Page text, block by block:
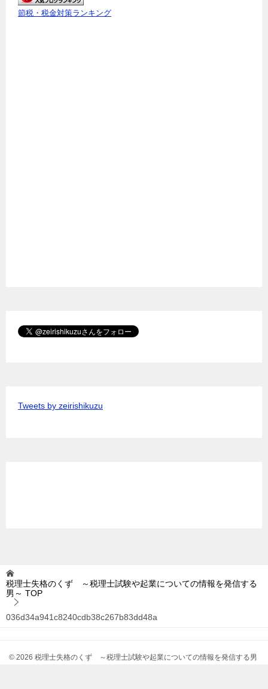
節税・税金対策ランキング
Tweets by zeirishikuzu
税理士失格のくず ～税理士試験や起業についての情報を発信する
男～ TOP
036d34a941c8240cdb38c267b83dd48a
© 2026 税理士失格のくず ～税理士試験や起業についての情報を発信する男